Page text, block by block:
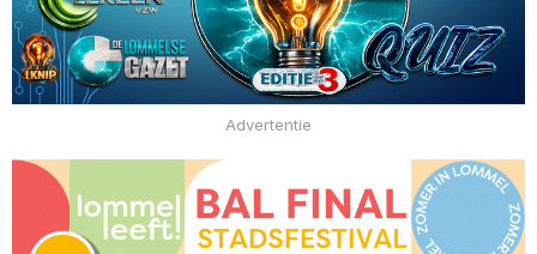
Advertentie